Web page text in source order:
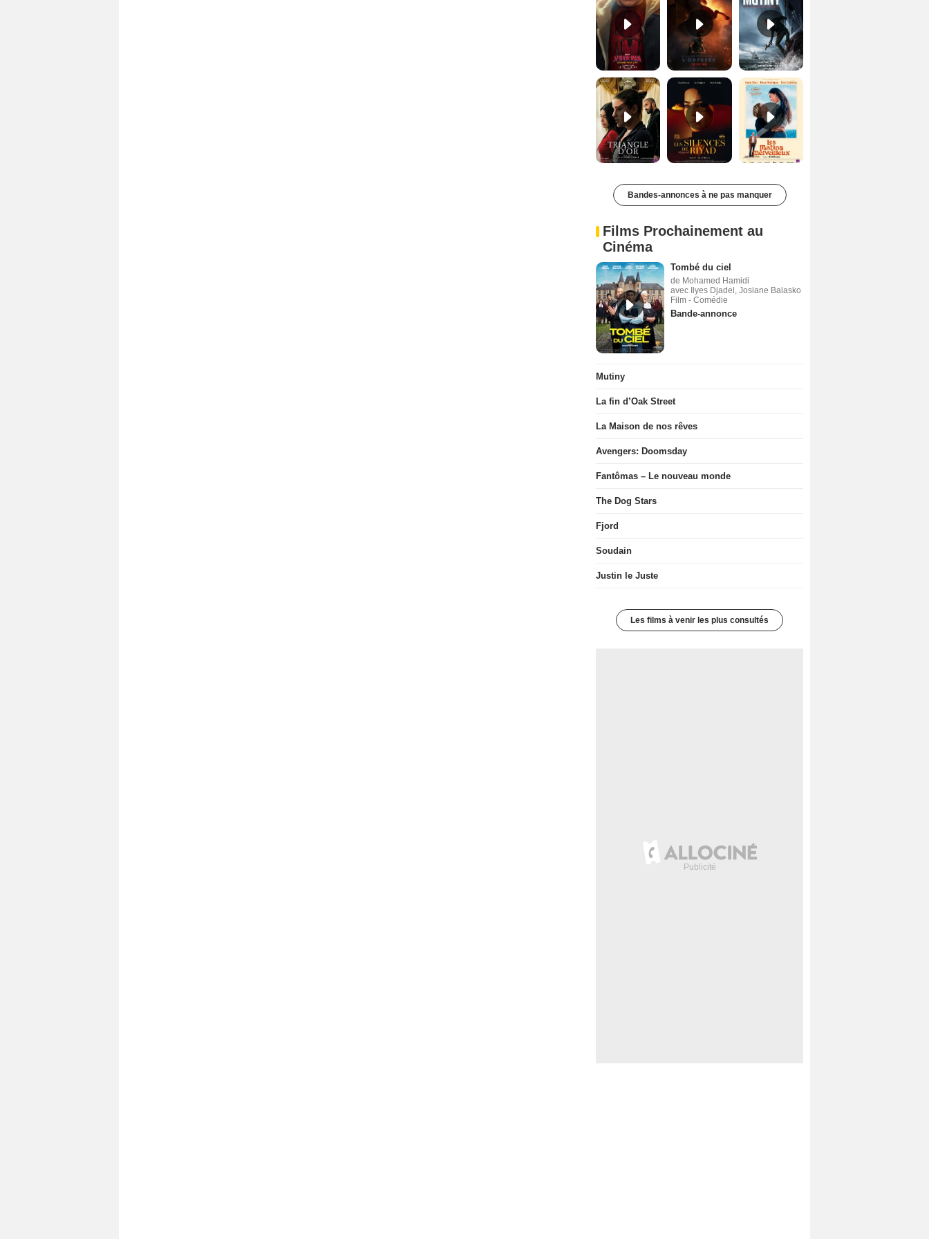
Les Silences de Riyad Bande-annonce VO STFR Les Matins merveilleux Bande-annonce VF
Bandes-annonces à ne pas manquer
Films Prochainement au
Cinéma
Tombé du ciel
de Mohamed Hamidi
avec Ilyes Djadel, Josiane Balasko
Film - Comédie
Bande-annonce
Mutiny
La fin d’Oak Street
La Maison de nos rêves
Avengers: Doomsday
Fantômas – Le nouveau monde
The Dog Stars
Fjord
Soudain
Justin le Juste
Les films à venir les plus consultés